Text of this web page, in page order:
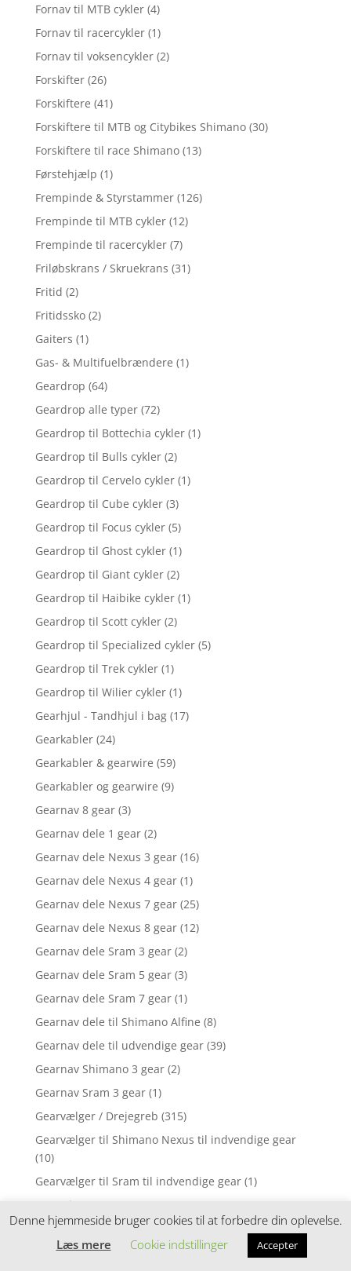
Fornav til MTB cykler (4)
Fornav til racercykler (1)
Fornav til voksencykler (2)
Forskifter (26)
Forskiftere (41)
Forskiftere til MTB og Citybikes Shimano (30)
Forskiftere til race Shimano (13)
Førstehjælp (1)
Frempinde & Styrstammer (126)
Frempinde til MTB cykler (12)
Frempinde til racercykler (7)
Friløbskrans / Skruekrans (31)
Fritid (2)
Fritidssko (2)
Gaiters (1)
Gas- & Multifuelbrændere (1)
Geardrop (64)
Geardrop alle typer (72)
Geardrop til Bottechia cykler (1)
Geardrop til Bulls cykler (2)
Geardrop til Cervelo cykler (1)
Geardrop til Cube cykler (3)
Geardrop til Focus cykler (5)
Geardrop til Ghost cykler (1)
Geardrop til Giant cykler (2)
Geardrop til Haibike cykler (1)
Geardrop til Scott cykler (2)
Geardrop til Specialized cykler (5)
Geardrop til Trek cykler (1)
Geardrop til Wilier cykler (1)
Gearhjul - Tandhjul i bag (17)
Gearkabler (24)
Gearkabler & gearwire (59)
Gearkabler og gearwire (9)
Gearnav 8 gear (3)
Gearnav dele 1 gear (2)
Gearnav dele Nexus 3 gear (16)
Gearnav dele Nexus 4 gear (1)
Gearnav dele Nexus 7 gear (25)
Gearnav dele Nexus 8 gear (12)
Gearnav dele Sram 3 gear (2)
Gearnav dele Sram 5 gear (3)
Gearnav dele Sram 7 gear (1)
Gearnav dele til Shimano Alfine (8)
Gearnav dele til udvendige gear (39)
Gearnav Shimano 3 gear (2)
Gearnav Sram 3 gear (1)
Gearvælger / Drejegreb (315)
Gearvælger til Shimano Nexus til indvendige gear
(10)
Gearvælger til Sram til indvendige gear (1)
Gearwire
Godkendte cykellåse (16)
Gravel bikes (4)
Denne hjemmeside bruger cookies til at forbedre din oplevelse.
Læs mere
Cookie indstillinger Accepter